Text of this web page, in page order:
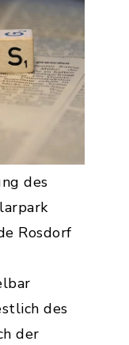
des
Rosdorf
des
der